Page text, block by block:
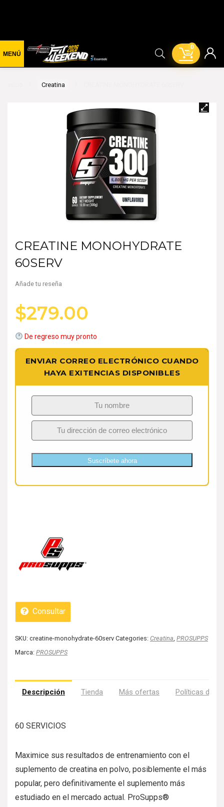
0
Creatina
CREATINE MONOHYDRATE
60SERV
Añade tu reseña
$279.00
De regreso muy pronto
ENVIAR CORREO ELECTRÓNICO CUANDO
HAYA EXITENCIAS DISPONIBLES
Suscríbete ahora
Consultar
SKU: creatine-monohydrate-60serv Categories: Creatina PROSUPPS
Marca: PROSUPPS
Descripción Tienda Más ofertas Políticas de la
60 SERVICIOS
Maximice sus resultados de entrenamiento con el
suplemento de creatina en polvo, posiblemente el más
popular, pero definitivamente el suplemento más
estudiado en el mercado actual. ProSupps®